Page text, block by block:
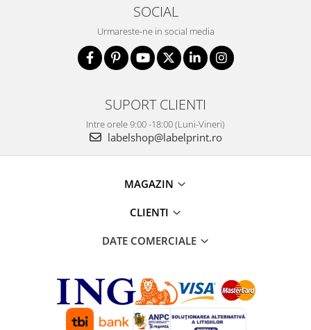
SOCIAL
Urmareste-ne in social media
SUPORT CLIENTI
Intre orele 9:00 -18:00 (Luni-Vineri)
labelshop@labelprint.ro
MAGAZIN
CLIENTI
DATE COMERCIALE